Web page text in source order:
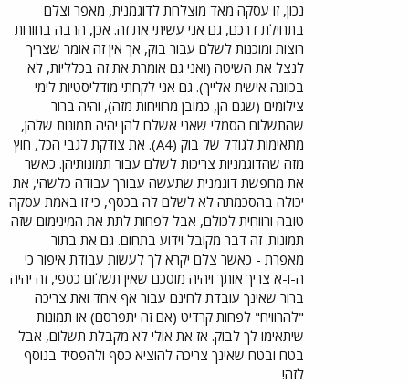
נכון, זו עסקה מאד מוצלחת לדוגמנית, מאפר וצלם
בתחילת דרכם, גם אני עשיתי את זה. אכן, הרבה בחורות
רוצות ומוכנות לשלם עבור בוק, אך אין זה אומר שצריך
לנצל את השיטה (ואני גם אומרת את זה בכלליות, לא
בכוונה אישית אלייך). גם אני לקחתי מודליסטיות לימי
צילומים (שגם הן, כמובן מרוויחות מזה), והיה ברור
שהתשלום הסמלי שאני אשלם להן יהיה תמונות שלהן,
מתאימות לגודל של בוק (A4). את צודקת לגבי הכל, חוץ
מזה שהדוגמניות צריכות לשלם עבור תמונותיהן. כאשר
את מחפשת דוגמנית שתעשה עבורך עבודה כלשהי, את
יכולה בהסכמתה לא לשלם לה בכסף, כי זו באמת עסקה
טובה ורווחית לכולם, אבל לפחות לתת את המינימום שזה
תמונות. זה דבר מקובל וידוע בתחום. גם את בתור
מאפרת - כאשר צלם יקרא לך לעשות עבודת איפור כי
ה-ו-א צריך אותך ויהיה מוסכם שאין תשלום כספי, זה יהיה
ברור שאינך עובדת לחינם עבור אף אחד ואת צריכה
"להרוויח" לפחות קרדיט (אם זה יתפרסם) או תמונות
שיתאימו לך לבוק. אז את אולי לא מקבלת תשלום, אבל
בטח ובטח שאינך צריכה להוציא כסף ולהפסיד בנוסף
לזה!